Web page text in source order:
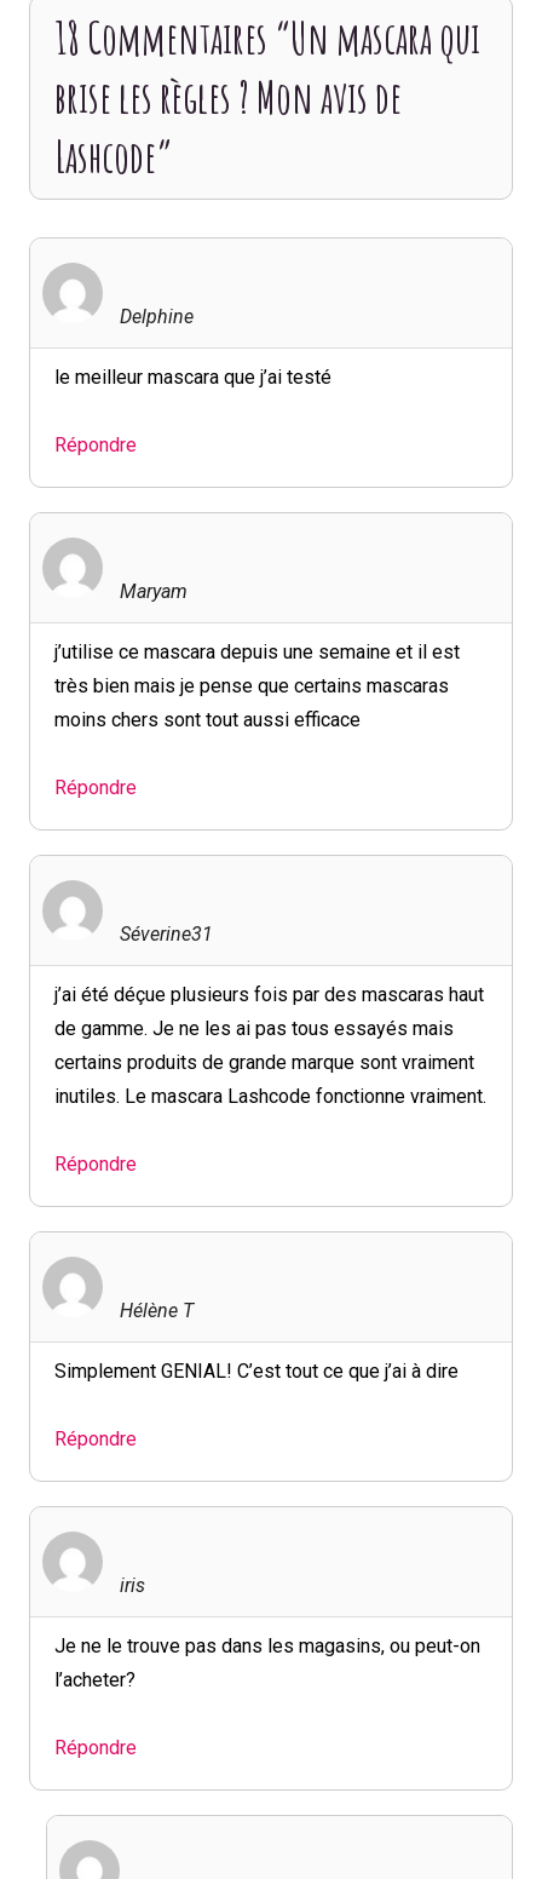
18 Commentaires “Un mascara qui
brise les règles ? Mon avis de
Lashcode”
Delphine
le meilleur mascara que j’ai testé
Répondre
Maryam
j’utilise ce mascara depuis une semaine et il est
très bien mais je pense que certains mascaras
moins chers sont tout aussi efficace
Répondre
Séverine31
j’ai été déçue plusieurs fois par des mascaras haut
de gamme. Je ne les ai pas tous essayés mais
certains produits de grande marque sont vraiment
inutiles. Le mascara Lashcode fonctionne vraiment.
Répondre
Hélène T
Simplement GENIAL! C’est tout ce que j’ai à dire
Répondre
iris
Je ne le trouve pas dans les magasins, ou peut-on
l’acheter?
Répondre